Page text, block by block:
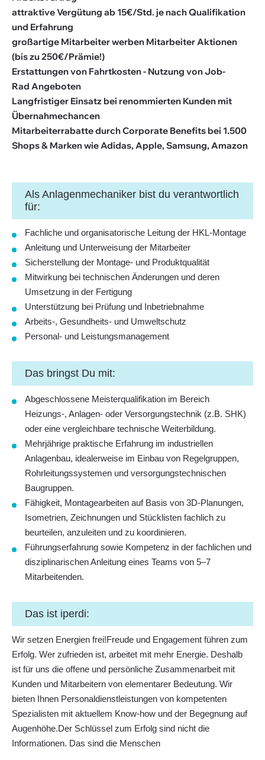
attraktive Vergütung ab 15€/Std. je nach Qualifikation
und Erfahrung
großartige Mitarbeiter werben Mitarbeiter Aktionen
(bis zu 250€/Prämie!)
Erstattungen von Fahrtkosten - Nutzung von Job-
Rad Angeboten
Langfristiger Einsatz bei renommierten Kunden mit
Übernahmechancen
Mitarbeiterrabatte durch Corporate Benefits bei 1.500
Shops & Marken wie Adidas, Apple, Samsung, Amazon
Als Anlagenmechaniker bist du verantwortlich
für:
Fachliche und organisatorische Leitung der HKL-Montage
Anleitung und Unterweisung der Mitarbeiter
Sicherstellung der Montage- und Produktqualität
Mitwirkung bei technischen Änderungen und deren
Umsetzung in der Fertigung
Unterstützung bei Prüfung und Inbetriebnahme
Arbeits-, Gesundheits- und Umweltschutz
Personal- und Leistungsmanagement
Das bringst Du mit:
Abgeschlossene Meisterqualifikation im Bereich
Heizungs‑, Anlagen‑ oder Versorgungstechnik (z.B. SHK)
oder eine vergleichbare technische Weiterbildung.
Mehrjährige praktische Erfahrung im industriellen
Anlagenbau, idealerweise im Einbau von Regelgruppen,
Rohrleitungssystemen und versorgungstechnischen
Baugruppen.
Fähigkeit, Montagearbeiten auf Basis von 3D‑Planungen,
Isometrien, Zeichnungen und Stücklisten fachlich zu
beurteilen, anzuleiten und zu koordinieren.
Führungserfahrung sowie Kompetenz in der fachlichen und
disziplinarischen Anleitung eines Teams von 5–7
Mitarbeitenden.
Das ist iperdi:
Wir setzen Energien frei!Freude und Engagement führen zum
Erfolg. Wer zufrieden ist, arbeitet mit mehr Energie. Deshalb
ist für uns die offene und persönliche Zusammenarbeit mit
Kunden und Mitarbeitern von elementarer Bedeutung. Wir
bieten Ihnen Personaldienstleistungen von kompetenten
Spezialisten mit aktuellem Know-how und der Begegnung auf
Augenhöhe.Der Schlüssel zum Erfolg sind nicht die
Informationen. Das sind die Menschen